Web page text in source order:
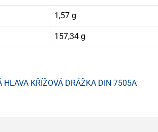
1,57 g
157,34 g
KŘÍŽOVÁ DRÁŽKA DIN 7505A